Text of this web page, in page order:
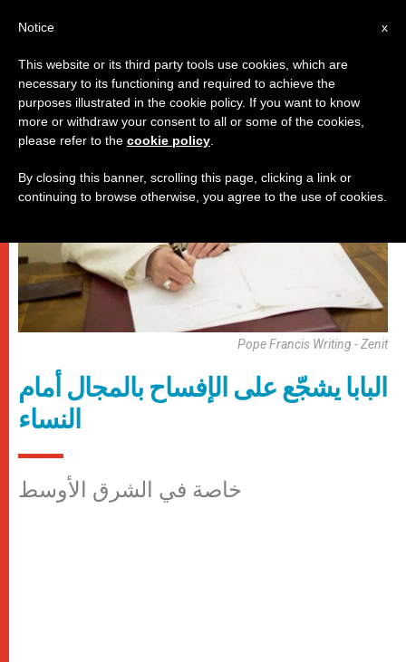
باباوات
Pope Francis Writing - Zenit
البابا يشجّع على الإفساح بالمجال أمام
النساء
خاصة في الشرق الأوسط
x
Notice
This website or its third party tools use cookies, which are
necessary to its functioning and required to achieve the
purposes illustrated in the cookie policy. If you want to know
more or withdraw your consent to all or some of the cookies,
please refer to the cookie policy
By closing this banner, scrolling this page, clicking a link or
continuing to browse otherwise, you agree to the use of cookies.